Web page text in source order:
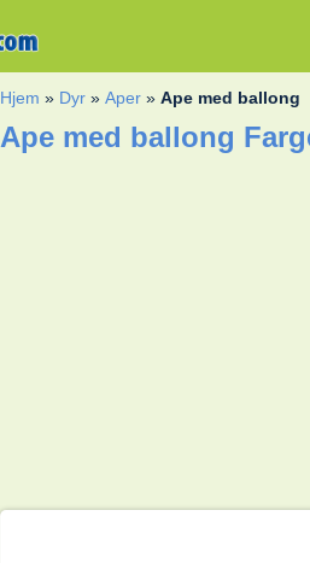
Hjem » Dyr »Aper »Ape med ballong
Ape med ballong